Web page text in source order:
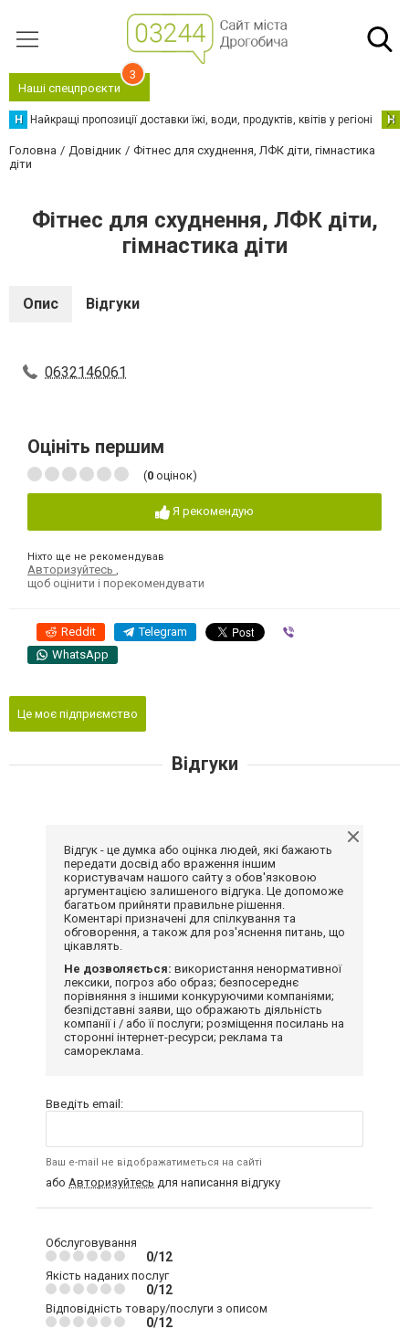
Наші спецпроєкти
3
Н Найкращі пропозиції доставки їжі, води, продуктів, квітів у регіоні Н
Головна Довідник
Фітнес для схуднення, ЛФК діти, гімнастика
діти
Фітнес для схуднення, ЛФК діти,
гімнастика діти
Опис Відгуки
0632146061
Оцініть першим
(0 оцінок)
Я рекомендую
Ніхто ще не рекомендував
Авторизуйтесь
щоб оцінити і порекомендувати
Reddit Telegram
WhatsApp
Це моє підприємство
Відгуки
Відгук - це думка або оцінка людей, які бажають
передати досвід або враження іншим
користувачам нашого сайту з обов'язковою
аргументацією залишеного відгука. Це допоможе
багатьом прийняти правильне рішення.
Коментарі призначені для спілкування та
обговорення, а також для роз'яснення питань, що
цікавлять.
Не дозволяється: використання ненормативної
лексики, погроз або образ; безпосереднє
порівняння з іншими конкуруючими компаніями;
безпідставні заяви, що ображають діяльність
компанії і / або її послуги; розміщення посилань на
сторонні інтернет-ресурси; реклама та
самореклама.
Введіть email:
Ваш e-mail не відображатиметься на сайті
або Авторизуйтесь для написання відгуку
Обслуговування
0/12
Якість наданих послуг
0/12
Відповідність товару/послуги з описом
0/12